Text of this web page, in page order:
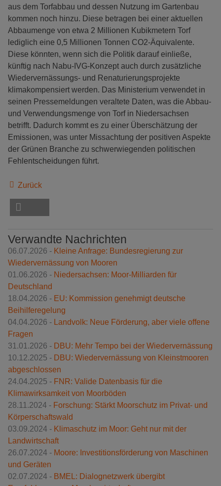
aus dem Torfabbau und dessen Nutzung im Gartenbau
kommen noch hinzu. Diese betragen bei einer aktuellen
Abbaumenge von etwa 2 Millionen Kubikmetern Torf
lediglich eine 0,5 Millionen Tonnen CO2-Äquivalente.
Diese könnten, wenn sich die Politik darauf einließe,
künftig nach Nabu-IVG-Konzept auch durch zusätzliche
Wiedervernässungs- und Renaturierungsprojekte
klimakompensiert werden. Das Ministerium verwendet in
seinen Pressemeldungen veraltete Daten, was die Abbau-
und Verwendungsmenge von Torf in Niedersachsen
betrifft. Dadurch kommt es zu einer Überschätzung der
Emissionen, was unter Missachtung der positiven Aspekte
der Grünen Branche zu schwerwiegenden politischen
Fehlentscheidungen führt.
Zurück
Verwandte Nachrichten
06.07.2026 - Kleine Anfrage: Bundesregierung zur
Wiedervernässung von Mooren
01.06.2026 - Niedersachsen: Moor-Milliarden für
Deutschland
18.04.2026 - EU: Kommission genehmigt deutsche
Beihilferegelung
04.04.2026 - Landvolk: Neue Förderung, aber viele offene
Fragen
31.01.2026 - DBU: Mehr Tempo bei der Wiedervernässung
10.12.2025 - DBU: Wiedervernässung von Kleinstmooren
abgeschlossen
24.04.2025 - FNR: Valide Datenbasis für die
Klimawirksamkeit von Moorböden
28.11.2024 - Forschung: Stärkt Moorschutz im Privat- und
Körperschaftswald
03.09.2024 - Klimaschutz im Moor: Geht nur mit der
Landwirtschaft
26.07.2024 - Moore: Investitionsförderung von Maschinen
und Geräten
02.07.2024 - BMEL: Dialognetzwerk übergibt